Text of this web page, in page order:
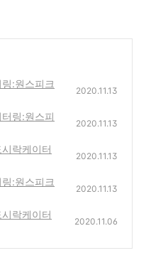
:원스피크
2020.11.13
링:원스피
2020.11.13
락케이터
2020.11.13
:원스피크
2020.11.13
락케이터
2020.11.06